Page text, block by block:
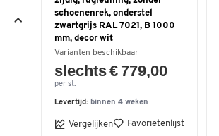
schoenenrek, onderstel
zwartgrijs RAL 7021, B 1000
mm, decor wit
Varianten beschikbaar
slechts € 779,00
per st.
Levertijd: binnen 4 weken
Vergelijken Favorietenlijst